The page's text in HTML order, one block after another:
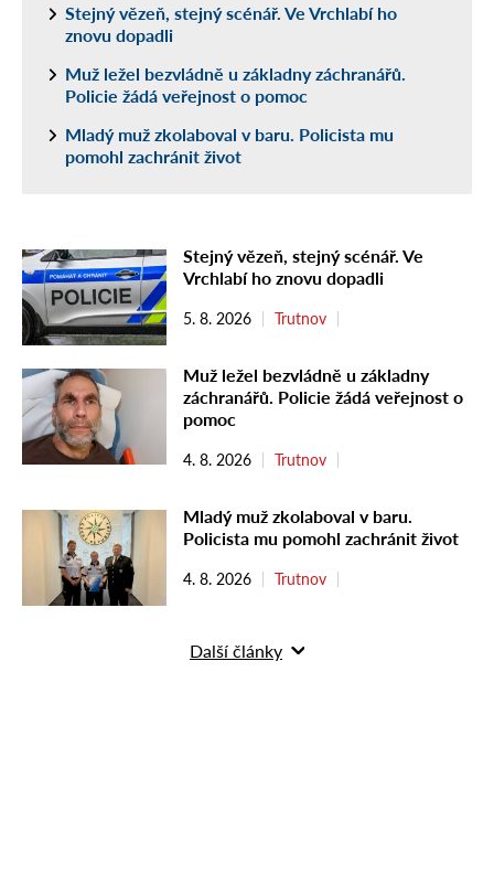
Stejný vězeň, stejný scénář. Ve Vrchlabí ho
znovu dopadli
Muž ležel bezvládně u základny záchranářů.
Policie žádá veřejnost o pomoc
Mladý muž zkolaboval v baru. Policista mu
pomohl zachránit život
Stejný vězeň, stejný scénář. Ve
Vrchlabí ho znovu dopadli
5. 8. 2026 Trutnov
Muž ležel bezvládně u základny
záchranářů. Policie žádá veřejnost o
pomoc
4. 8. 2026 Trutnov
Mladý muž zkolaboval v baru.
Policista mu pomohl zachránit život
4. 8. 2026 Trutnov
Další články